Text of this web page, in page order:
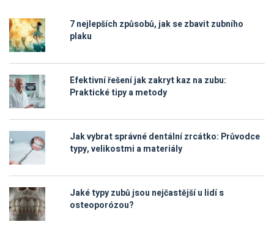
7 nejlepších způsobů, jak se zbavit zubního
plaku
Efektivní řešení jak zakryt kaz na zubu:
Praktické tipy a metody
Jak vybrat správné dentální zrcátko: Průvodce
typy, velikostmi a materiály
Jaké typy zubů jsou nejčastější u lidí s
osteoporózou?